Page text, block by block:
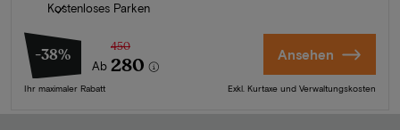
Kostenloses Parken
-38%
Ab
450
280
Ihr maximaler Rabatt
Ansehen
Exkl. Kurtaxe und Verwaltungskosten